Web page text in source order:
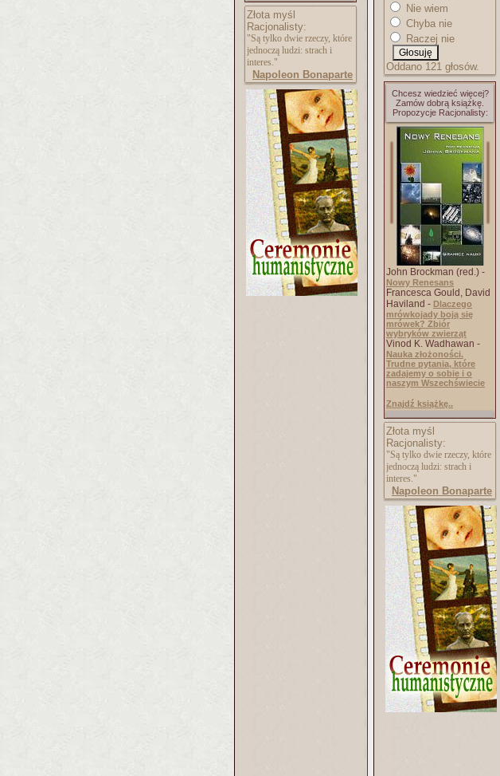
Złota myśl
Racjonalisty:
"Są tylko dwie rzeczy, które
jednoczą ludzi: strach i
interes."
Napoleon Bonaparte
Nie wiem
Chyba nie
Raczej nie
Oddano 121 głosów.
Chcesz wiedzieć więcej?
Zamów dobrą książkę.
Propozycje Racjonalisty:
John Brockman (red.) -
Nowy Renesans
Francesca Gould, David
Haviland - Dlaczego
mrówkojady boją się
mrówek? Zbiór
wybryków zwierząt
Vinod K. Wadhawan -
Nauka złożoności.
Trudne pytania, które
zadajemy o sobie i o
naszym Wszechświecie
Znajdź książkę..
Złota myśl
Racjonalisty:
"Są tylko dwie rzeczy, które
jednoczą ludzi: strach i
interes."
Napoleon Bonaparte